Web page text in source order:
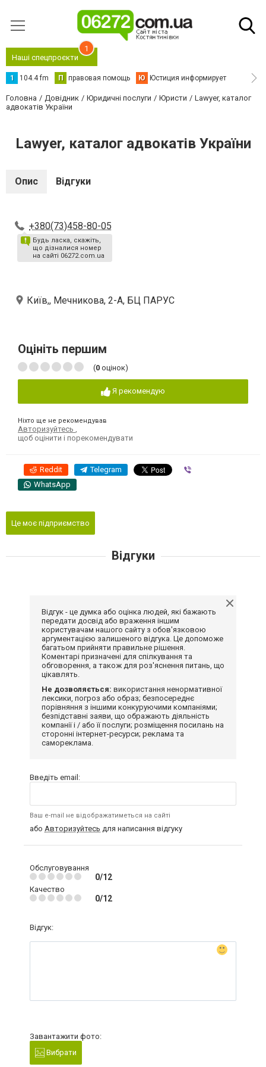
Наші спецпроєкти
1
1 104.4 fm П правовая помощь Ю Юстиция информирует
Головна Довідник Юридичні послуги Юристи
Lawyer, каталог
адвокатів України
Lawyer, каталог адвокатів України
Опис Відгуки
+380(73)458-80-05
Будь ласка, скажіть,
що дізналися номер
на сайті 06272.com.ua
Київ,, Мечникова, 2-А, БЦ ПАРУС
Оцініть першим
(0 оцінок)
Я рекомендую
Ніхто ще не рекомендував
Авторизуйтесь
щоб оцінити і порекомендувати
Reddit Telegram
WhatsApp
Це моє підприємство
Відгуки
Відгук - це думка або оцінка людей, які бажають
передати досвід або враження іншим
користувачам нашого сайту з обов'язковою
аргументацією залишеного відгука. Це допоможе
багатьом прийняти правильне рішення.
Коментарі призначені для спілкування та
обговорення, а також для роз'яснення питань, що
цікавлять.
Не дозволяється: використання ненормативної
лексики, погроз або образ; безпосереднє
порівняння з іншими конкуруючими компаніями;
безпідставні заяви, що ображають діяльність
компанії і / або її послуги; розміщення посилань на
сторонні інтернет-ресурси; реклама та
самореклама.
Введіть email:
Ваш e-mail не відображатиметься на сайті
або Авторизуйтесь для написання відгуку
Обслуговування
0/12
Качество
0/12
Відгук:
Завантажити фото:
Вибрати